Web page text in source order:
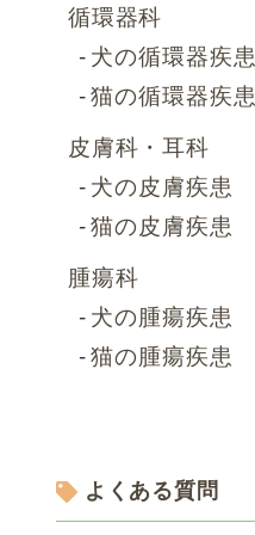
循環器科
犬の循環器疾患
猫の循環器疾患
皮膚科・耳科
犬の皮膚疾患
猫の皮膚疾患
腫瘍科
犬の腫瘍疾患
猫の腫瘍疾患
よくある質問